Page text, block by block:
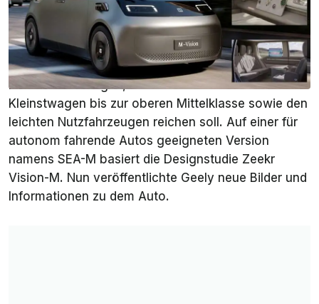
Als bevorzugte Quelle
InsideEVs auf Google
hinzufügen
DieSustainable Experience Architecture(SEA) des
chinesischen Geely-Konzerns wird viele
Elektroautos tragen, wobei die Palette vom
Kleinstwagen bis zur oberen Mittelklasse sowie den
leichten Nutzfahrzeugen reichen soll. Auf einer für
autonom fahrende Autos geeigneten Version
namens SEA-M basiert die Designstudie Zeekr
Vision-M. Nun veröffentlichte Geely neue Bilder und
Informationen zu dem Auto.